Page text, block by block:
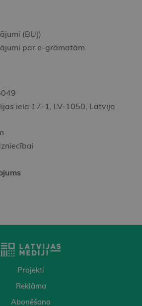
(BUJ)
par e-grāmatām
iela 17-1, LV-1050, Latvija
Projekti
Reklāma
Abonēšana